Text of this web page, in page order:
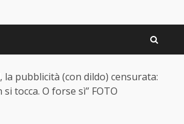
la pubblicità (con dildo) censurata:
tocca. O forse sì” FOTO